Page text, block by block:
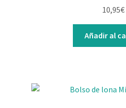
10,95€
Añadir al